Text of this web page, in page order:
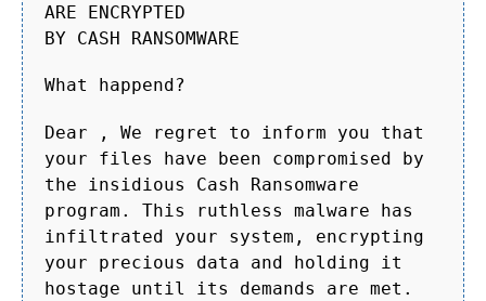
ARE ENCRYPTED
BY CASH RANSOMWARE
What happend?
Dear , We regret to inform you that
your files have been compromised by
the insidious Cash Ransomware
program. This ruthless malware has
infiltrated your system, encrypting
your precious data and holding it
hostage until its demands are met.